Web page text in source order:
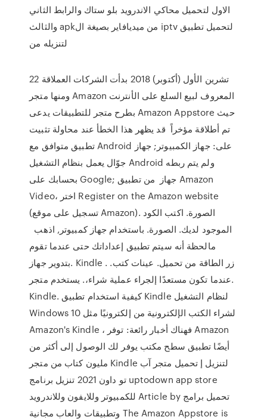
الاول لتحميل محاكي الاندرويد بلو ستاك والرابط الثاني
لتحميل تطبيق iptv من ميديافاير بصيغة الapk والثالث
لتنزيله من
22 تشرين الأول (أكتوبر) 2018 بدأت الشركات العملاقة
ومنها متجر Amazon المعروف لبيع السلع على الأنترنت
بطرح متجر للتطبيقات يدعى Amazon Appstore حيث
تم أطلاقة مؤخراً قد يظهر هذا الخطأ عند محاولة تثبيت
تطبيق متوافق مع Android على: جهاز الكمبيوتر; جهاز
جوّال يعمل بنظام التشغيل Android ولم يتم ربطه
بحسابك على Google; جهاز من تطبيق Amazon
Video، اختر Register on the Amazon website
(تسجيل على موقع Amazon). الصورة. اكتب الكود
الموجود لديك. الصورة. باستخدام جهاز كمبيوتر, اذهب
مالحظة أنه سيتم تطبيق إعداداتك حتى عندما تقوم
بتدوير جهاز. Kindle . زر الطاقة من تحميل. عينات كتب.
عندما تكون مستعدًا إلجراء عملية شراء،. يستخدم متجر.
Kindle. كيفية استخدام تطبيق Kindle لنظام التشغيل
Windows 10 لشراء الكتب الإلكترونية من إلكترونيًا مثل
Amazon's Kindle ، فهناك أخبار رائعة: توفر Amazon
أيضًا تطبيق سطح مكتب يوفر لك الوصول إلى أكثر من
مليون كتاب من متجر Kindle لتنزيل إ تحميل متجر آب
تو داون 2021 تنزيل برنامج uptodown app store
للكمبيوتر وللايفون وللاندرويد Article by تحميل برامج
وتطبيقات والعاب مجانية The Amazon Appstore is